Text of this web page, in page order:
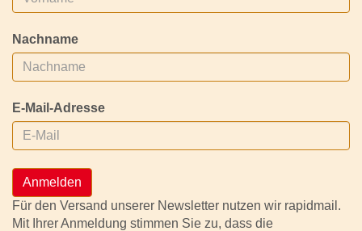
Nachname
E-Mail-Adresse
Anmelden
Für den Versand unserer Newsletter nutzen wir rapidmail.
Mit Ihrer Anmeldung stimmen Sie zu, dass die